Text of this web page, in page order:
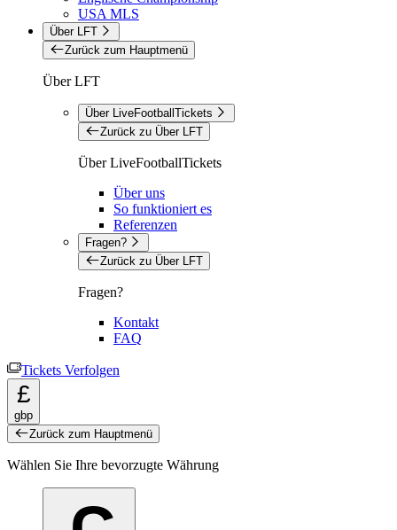
USA MLS
Über LFT
Zurück zum Hauptmenü
Über LFT
Über LiveFootballTickets
Zurück zu Über LFT
Über LiveFootballTickets
Über uns
So funktioniert es
Referenzen
Fragen?
Zurück zu Über LFT
Fragen?
Kontakt
FAQ
Tickets Verfolgen
£
gbp
Zurück zum Hauptmenü
Wählen Sie Ihre bevorzugte Währung